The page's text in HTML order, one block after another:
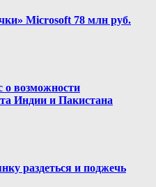
Microsoft 78 млн руб.
о возможности
Индии и Пакистана
раздеться и поджечь